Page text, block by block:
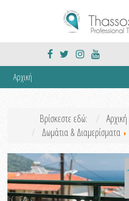
Αρχική
Βρίσκεστε εδώ: Αρχική
Δωμάτια & Διαμερίσματα